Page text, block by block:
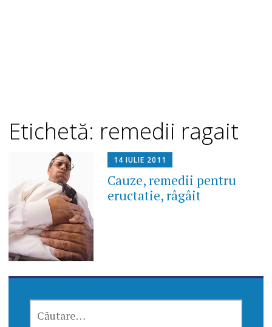
Etichetă: remedii ragait
14 IULIE 2011
Cauze, remedii pentru
eructatie, râgâit
DUPĂ: